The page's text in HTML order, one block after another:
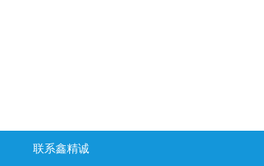
联系鑫精诚